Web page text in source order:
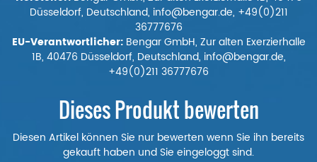
Düsseldorf, Deutschland, info@bengar.de, +49(0)211
36777676
EU-Verantwortlicher:Bengar GmbH, Zur alten Exerzierhalle
1B, 40476 Düsseldorf, Deutschland, info@bengar.de,
+49(0)211 36777676
Dieses Produkt bewerten
Diesen Artikel können Sie nur bewerten wenn Sie ihn bereits
gekauft haben und Sie eingeloggt sind.